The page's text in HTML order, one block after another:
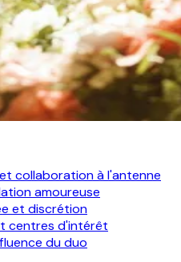
collaboration à l'antenne
amoureuse
et discrétion
centres d'intérêt
du duo